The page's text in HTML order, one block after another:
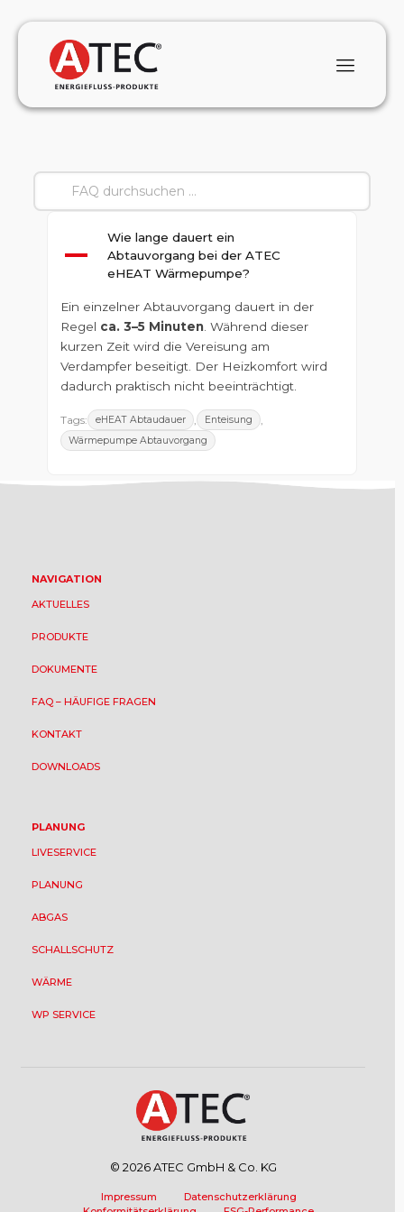
A
Wie lange dauert ein
Abtauvorgang bei der ATEC
eHEAT Wärmepumpe?
Ein einzelner Abtauvorgang dauert in der
Regel ca. 3–5 Minuten. Während dieser
kurzen Zeit wird die Vereisung am
Verdampfer beseitigt. Der Heizkomfort wird
dadurch praktisch nicht beeinträchtigt.
Tags: eHEAT Abtaudauer , Enteisung ,
Wärmepumpe Abtauvorgang
NAVIGATION
AKTUELLES
PRODUKTE
DOKUMENTE
FAQ – HÄUFIGE FRAGEN
KONTAKT
DOWNLOADS
PLANUNG
LIVESERVICE
PLANUNG
ABGAS
SCHALLSCHUTZ
WÄRME
WP SERVICE
© 2026 ATEC GmbH & Co. KG
Impressum
Datenschutzerklärung